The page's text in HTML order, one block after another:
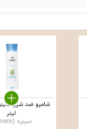
لیتر
سینره (Cinere)